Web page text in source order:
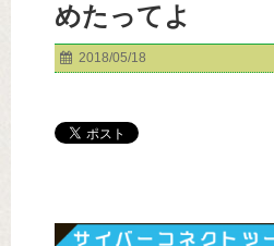
めたってよ
2018/05/18